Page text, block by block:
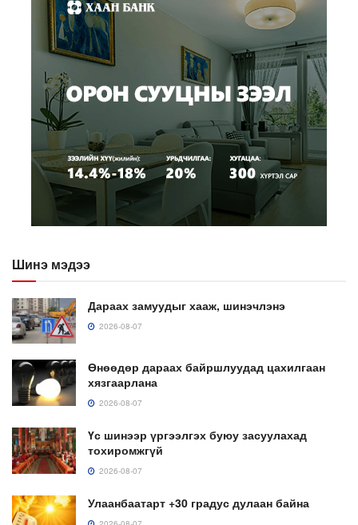
Шинэ мэдээ
Дараах замуудыг хааж, шинэчлэнэ
2026-08-07
Өнөөдөр дараах байршлуудад цахилгаан
хязгаарлана
2026-08-07
Үс шинээр үргээлгэх буюу засуулахад
тохиромжгүй
2026-08-07
Улаанбаатарт +30 градус дулаан байна